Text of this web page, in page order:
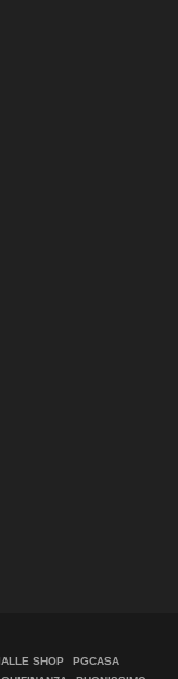
SHOP
PGCASA